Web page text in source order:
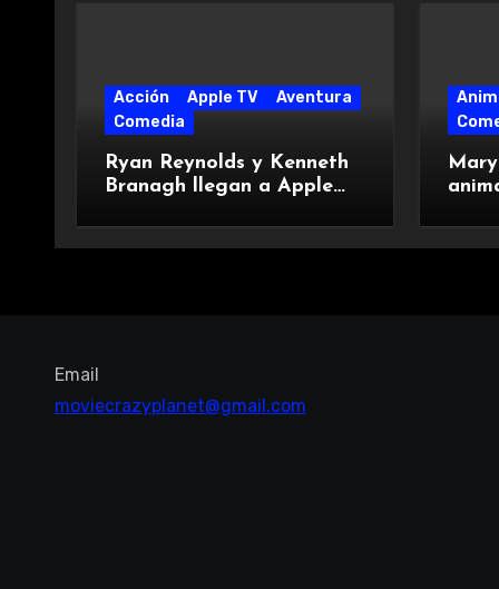
Acción Apple TV
Aventura
Comedia
Ryan Reynolds y Kenneth
Branagh llegan a Apple
Elliot
Email
moviecrazyplanet@gmail.com